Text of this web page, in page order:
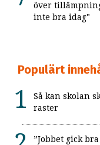
över
inte bra idag"
Populärt
Så kan skolan
raster
”Jobbet gick